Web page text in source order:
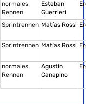
normales
Rennen
Esteban
Guerrieri
Sprintrennen Matías Rossi
Sprintrennen Matías Rossi
normales
Rennen
Agustín
Canapino